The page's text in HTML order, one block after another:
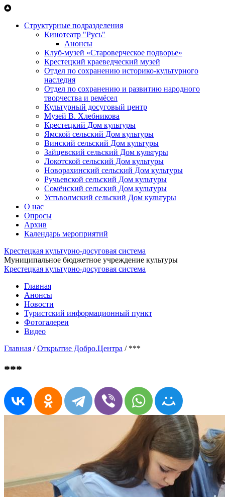
Перейти к основному содержанию
Структурные подразделения
Кинотеатр "Русь"
Анонсы
Клуб-музей «Староверческое подворье»
Крестецкий краеведческий музей
Отдел по сохранению историко-культурного
наследия
Отдел по сохранению и развитию народного
творчества и ремёсел
Культурный досуговый центр
Музей В. Хлебникова
Крестецкий Дом культуры
Ямской сельский Дом культуры
Винский сельский Дом культуры
Зайцевский сельский Дом культуры
Локотской сельский Дом культуры
Новорахинский сельский Дом культуры
Ручьевской сельский Дом культуры
Сомёнский сельский Дом культуры
Устьволмский сельский Дом культуры
О нас
Опросы
Архив
Календарь мероприятий
Крестецкая культурно-досуговая система
Муниципальное бюджетное учреждение культуры
Крестецкая культурно-досуговая система
Главная
Анонсы
Новости
Туристский информационный пункт
Фотогалереи
Видео
Главная /Открытие Добро.Центра / ***
***